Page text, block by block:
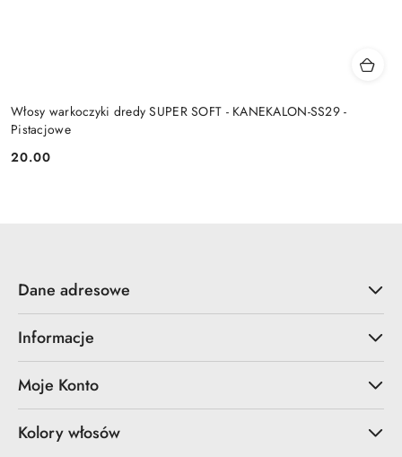
Włosy warkoczyki dredy SUPER SOFT - KANEKALON-SS29 -
Pistacjowe
Cena:
20.00
Dane adresowe
Informacje
Moje Konto
Kolory włosów